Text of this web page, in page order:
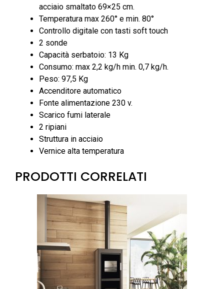
acciaio smaltato 69×25 cm.
Temperatura max 260° e min. 80°
Controllo digitale con tasti soft touch
2 sonde
Capacità serbatoio: 13 Kg
Consumo: max 2,2 kg/h min. 0,7 kg/h.
Peso: 97,5 Kg
Accenditore automatico
Fonte alimentazione 230 v.
Scarico fumi laterale
2 ripiani
Struttura in acciaio
Vernice alta temperatura
PRODOTTI CORRELATI